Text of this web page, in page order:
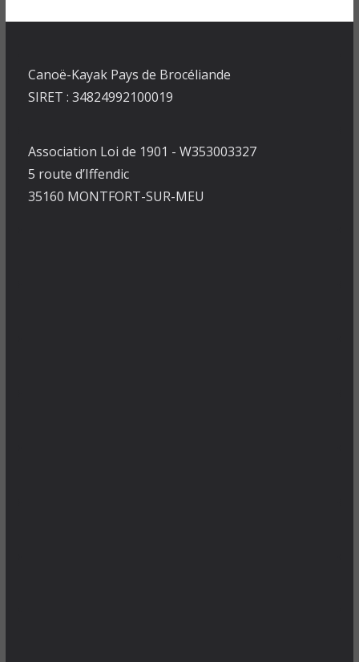
Canoë-Kayak Pays de Brocéliande
SIRET : 34824992100019
Association Loi de 1901 - W353003327
5 route d’Iffendic
35160 MONTFORT-SUR-MEU